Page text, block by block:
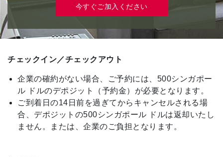
今すぐご加入ください
チェックイン／チェックアウト
企業の確約がない場合、ご予約には、500シンガポー
ル ドルのデポジット（予約金）が必要となります。
ご到着日の14日前を過ぎてからキャンセルされる場
合、デポジットの500シンガポール ドルは返却いたし
ません。または、企業のご負担となります。